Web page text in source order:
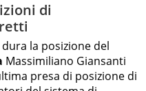
di
la posizione del
Massimiliano Giansanti
presa di posizione di